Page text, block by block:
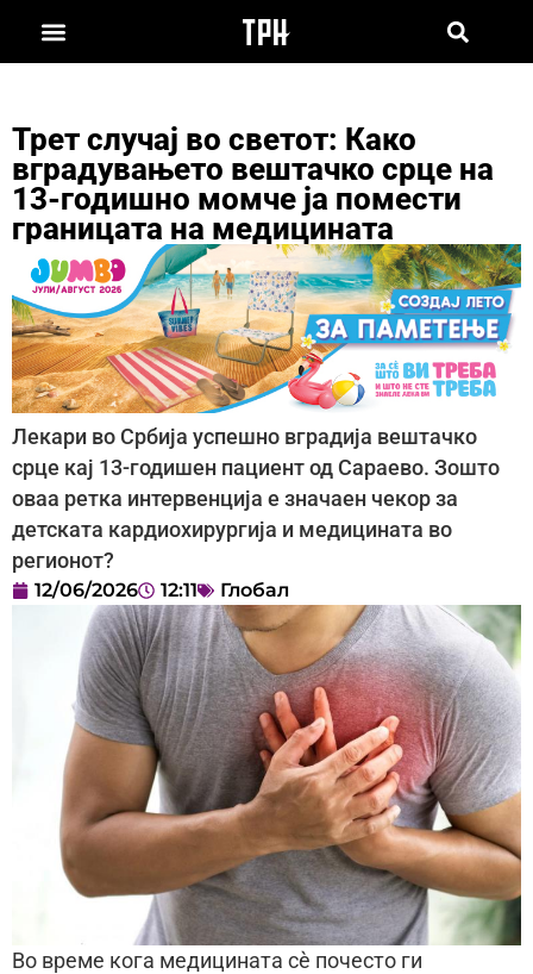
Трет случај во светот: Како
вградувањето вештачко срце на
13-годишно момче ја помести
границата на медицината
Лекари во Србија успешно вградија вештачко
срце кај 13-годишен пациент од Сараево. Зошто
оваа ретка интервенција е значаен чекор за
детската кардиохирургија и медицината во
регионот?
12/06/2026 12:11 Глобал
Во време кога медицината сè почесто ги